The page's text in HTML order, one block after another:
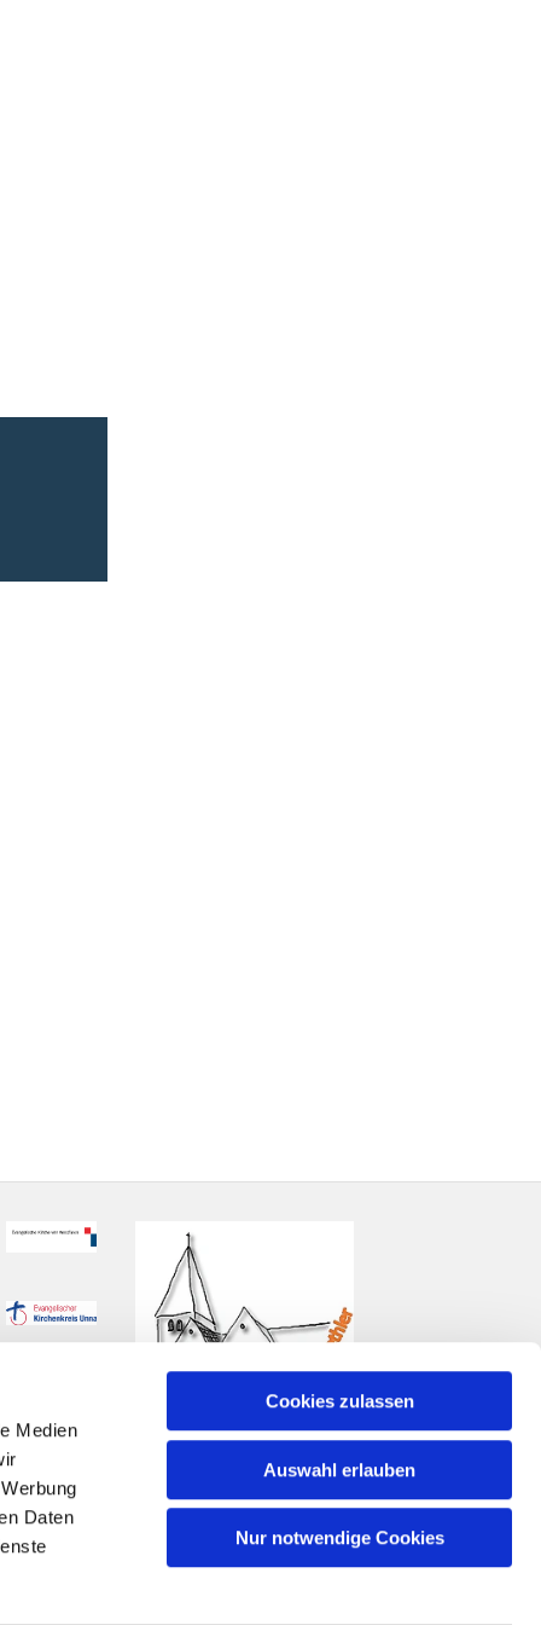
Medien
Daten
Cookies zulassen
Auswahl erlauben
Nur notwendige Cookies